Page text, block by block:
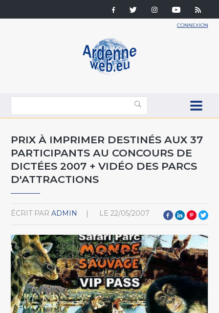
CONNEXION
PRIX À IMPRIMER DESTINÉS AUX 37
PARTICIPANTS AU CONCOURS DE
DICTÉES 2007 + VIDÉO DES PARCS
D'ATTRACTIONS
ÉCRIT PAR ADMIN LE 22/05/2007